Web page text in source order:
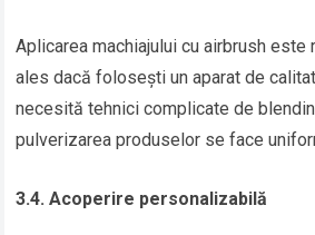
Aplicarea machiajului cu airbrush este
ales dacă folosești un aparat de
necesită tehnici complicate de
pulverizarea produselor se face
3.4. Acoperire personalizabilă